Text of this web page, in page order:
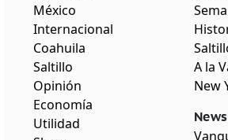
México
Internacional
Coahuila
Saltillo
Opinión
Economía
Utilidad
A la
New